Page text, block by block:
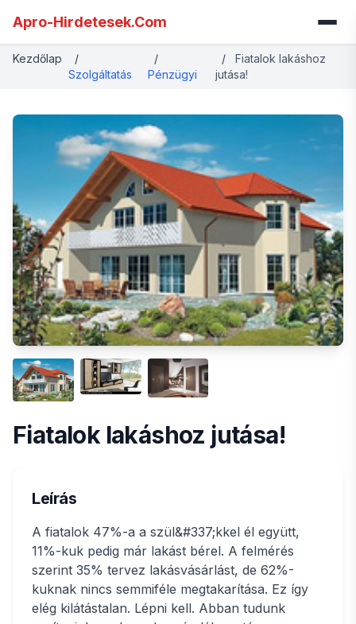
Apro-Hirdetesek.Com
Kezdőlap
/
Szolgáltatás
/
Pénzügyi
/
Fiatalok lakáshoz
jutása!
Fiatalok lakáshoz jutása!
Leírás
A fiatalok 47%-a a szül&#337;kkel él együtt,
11%-kuk pedig már lakást bérel. A felmérés
szerint 35% tervez lakásvásárlást, de 62%-
kuknak nincs semmiféle megtakarítása. Ez így
elég kilátástalan. Lépni kell. Abban tudunk